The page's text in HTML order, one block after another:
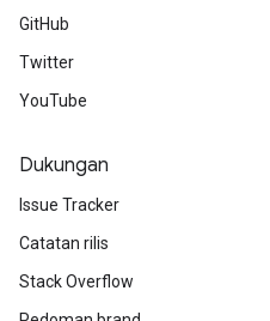
GitHub
Twitter
YouTube
Dukungan
Issue Tracker
Catatan rilis
Stack Overflow